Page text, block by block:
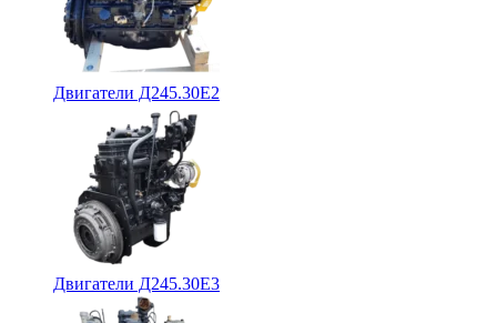
Двигатели Д245.30Е2
Двигатели Д245.30Е3